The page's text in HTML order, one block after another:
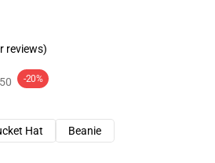
reviews)
-20%
Hat
Beanie